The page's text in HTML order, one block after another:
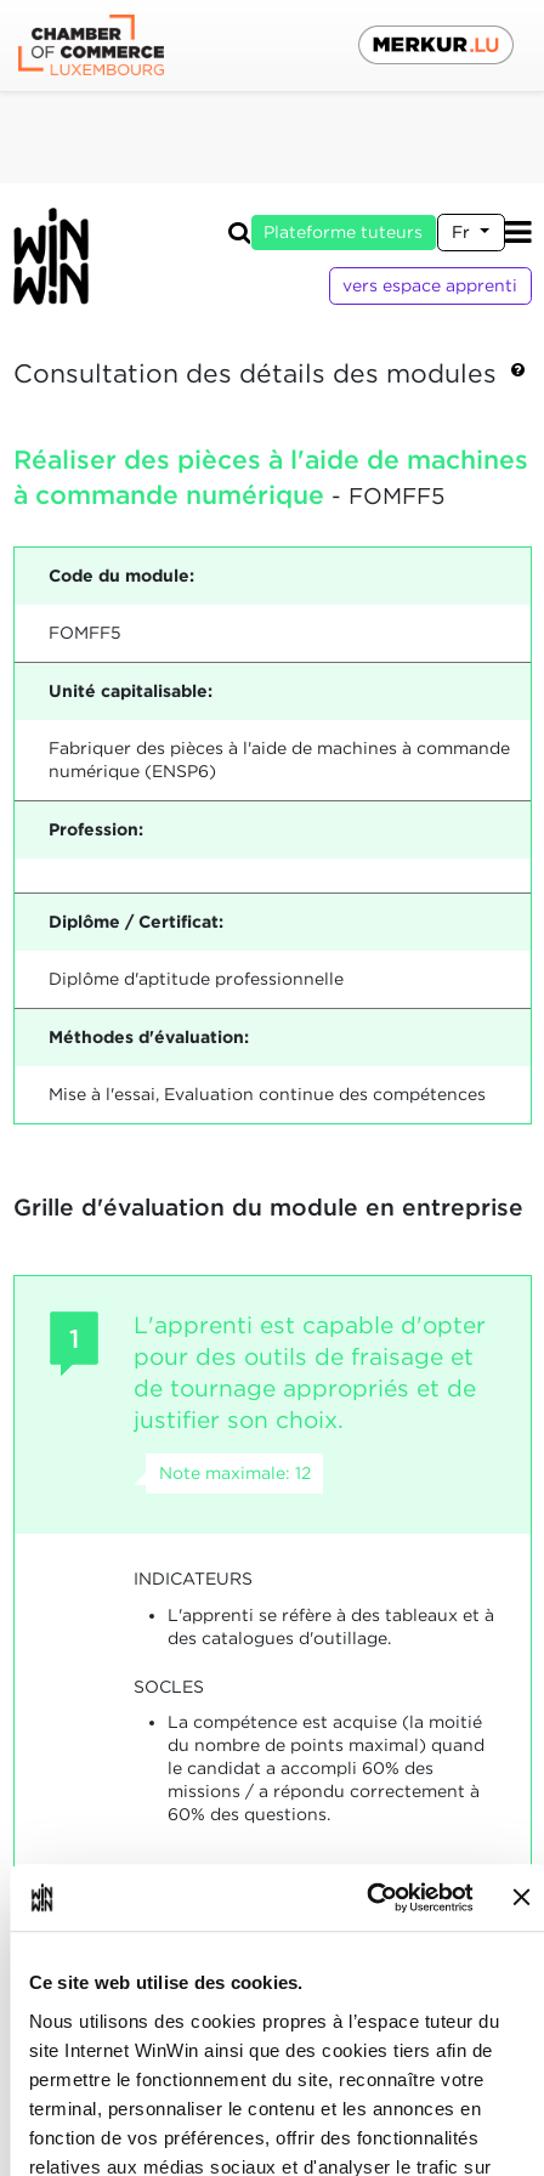
Ce site web utilise des cookies.
Nous utilisons des cookies propres à l’espace tuteur du
site Internet WinWin ainsi que des cookies tiers afin de
permettre le fonctionnement du site, reconnaître votre
terminal, personnaliser le contenu et les annonces en
fonction de vos préférences, offrir des fonctionnalités
relatives aux médias sociaux et d'analyser le trafic sur
Plateforme tuteurs Fr
vers espace apprenti
Consultation des détails des modules
Réaliser des pièces à l'aide de machines
à commande numérique - FOMFF5
Code du module:
FOMFF5
Unité capitalisable:
Fabriquer des pièces à l'aide de machines à commande
numérique (ENSP6)
Profession:
Diplôme / Certificat:
Diplôme d'aptitude professionnelle
Méthodes d'évaluation:
Mise à l'essai, Evaluation continue des compétences
Grille d'évaluation du module en entreprise
1
L'apprenti est capable d'opter
pour des outils de fraisage et
de tournage appropriés et de
justifier son choix.
Note maximale: 12
INDICATEURS
L'apprenti se réfère à des tableaux et à
des catalogues d'outillage.
SOCLES
La compétence est acquise (la moitié
du nombre de points maximal) quand
le candidat a accompli 60% des
missions / a répondu correctement à
60% des questions.
2
L'apprenti est capable
d'installer des machines à
commande numérique.